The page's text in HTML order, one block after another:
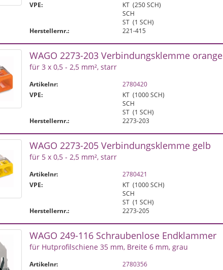
VPE:
KT (250 SCH)
SCH
ST (1 SCH)
Herstellernr.:
221-415
WAGO 2273-203 Verbindungsklemme orange
für 3 x 0,5 - 2,5 mm², starr
Artikelnr:
2780420
VPE:
KT (1000 SCH)
SCH
ST (1 SCH)
Herstellernr.:
2273-203
WAGO 2273-205 Verbindungsklemme gelb
für 5 x 0,5 - 2,5 mm², starr
Artikelnr:
2780421
VPE:
KT (1000 SCH)
SCH
ST (1 SCH)
Herstellernr.:
2273-205
WAGO 249-116 Schraubenlose Endklammer
für Hutprofilschiene 35 mm, Breite 6 mm, grau
Artikelnr:
2780356